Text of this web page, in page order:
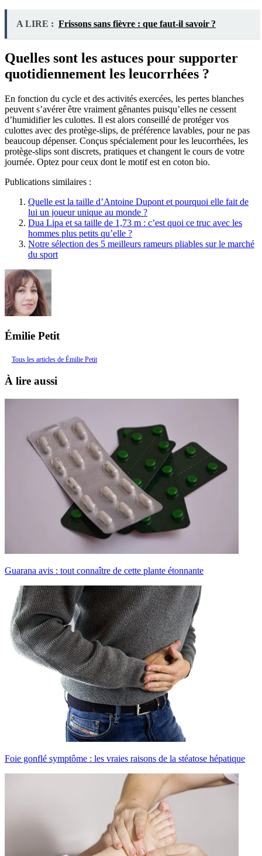
A LIRE : Frissons sans fièvre : que faut-il savoir ?
Quelles sont les astuces pour supporter
quotidiennement les leucorrhées ?
En fonction du cycle et des activités exercées, les pertes blanches
peuvent s’avérer être vraiment gênantes puisqu’elles ne cessent
d’humidifier les culottes. Il est alors conseillé de protéger vos
culottes avec des protège-slips, de préférence lavables, pour ne pas
beaucoup dépenser. Conçus spécialement pour les leucorrhées, les
protège-slips sont discrets, pratiques et changent le cours de votre
journée. Optez pour ceux dont le motif est en coton bio.
Publications similaires :
Quelle est la taille d’Antoine Dupont et pourquoi elle fait de
lui un joueur unique au monde ?
Dua Lipa et sa taille de 1,73 m : c’est quoi ce truc avec les
hommes plus petits qu’elle ?
Notre sélection des 5 meilleurs rameurs pliables sur le marché
du sport
Émilie Petit
Tous les articles de Émilie Petit
À lire aussi
Guarana avis : tout connaître de cette plante étonnante
Foie gonflé symptôme : les vraies raisons de la stéatose hépatique